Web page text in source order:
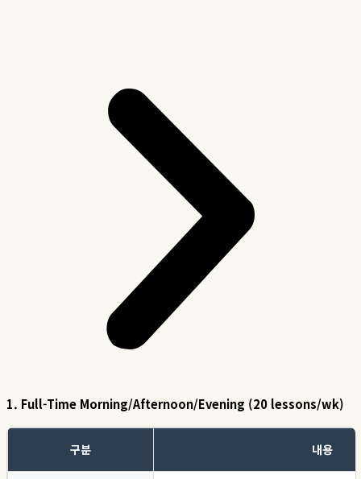
1. Full-Time Morning/Afternoon/Evening (20 lessons/wk)
구분 내용